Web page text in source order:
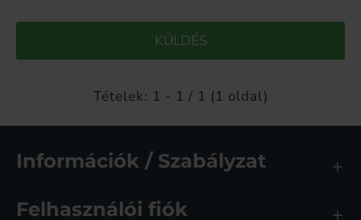
KÜLDÉS
Tételek: 1 - 1 / 1 (1 oldal)
Információk / Szabályzat
Felhasználói fiók